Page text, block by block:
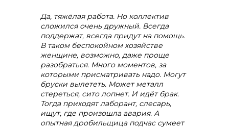
Да, тяжёлая работа. Но коллектив
сложился очень дружный. Всегда
поддержат, всегда придут на помощь.
В таком беспокойном хозяйстве
женщине, возможно, даже проще
разобраться. Много моментов, за
которыми присматривать надо. Могут
бруски вылететь. Может металл
стереться, сито лопнет. И идёт брак.
Тогда приходят лаборант, слесарь,
ищут, где произошла авария. А
опытная дробильщица подчас сумеет